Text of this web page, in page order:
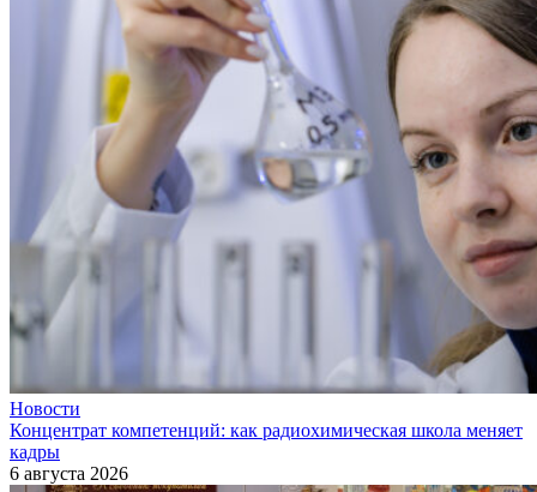
Новости
Концентрат компетенций: как радиохимическая школа меняет
кадры
6 августа 2026